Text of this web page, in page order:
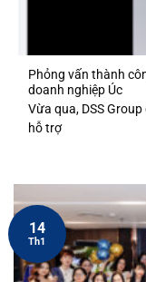
Phỏng vấn thành
doanh nghiệp Úc
Vừa qua, DSS
hỗ trợ
14
Th1